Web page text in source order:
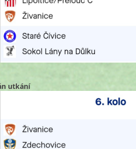
utkání